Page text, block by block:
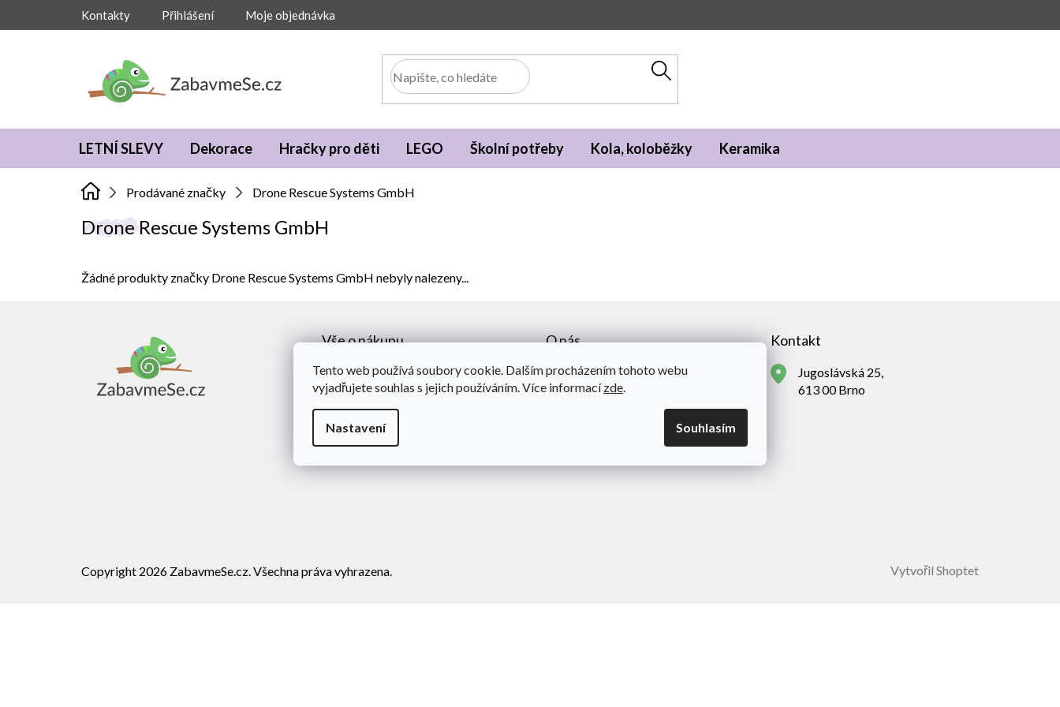
Tento web používá soubory cookie. Dalším procházením tohoto webu
vyjadřujete souhlas s jejich používáním. Více informacízde.
Nastavení Souhlasím
Kontakty Přihlášení Moje objednávka
LETNÍ SLEVY Dekorace Hračky pro děti LEGO Školní potřeby Kola, koloběžky Keramika
Prodávané značky Drone Rescue Systems GmbH
Drone Rescue Systems GmbH
Žádné produkty značky Drone Rescue Systems GmbH nebyly nalezeny...
Vše o nákupu
Obchodní podmínky
Doprava a platba
O nás
Novinky
Kontakty
Kontakt
Jugoslávská 25,
613 00 Brno
Vytvořil Shoptet
Copyright 2026 ZabavmeSe.cz. Všechna práva vyhrazena.